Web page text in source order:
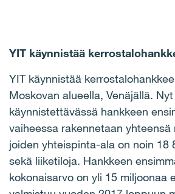
YIT käynnistää
YIT käynnistää
Moskovan alueella, Venäjällä. Nyt
käynnistettävässä hankkeen
vaiheessa rakennetaan yhteensä
joiden yhteispinta-ala on noin 18
sekä liiketiloja. Hankkeen
kokonaisarvo on yli 15 miljoonaa